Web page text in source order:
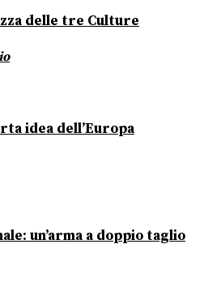
delle tre Culture
idea dell’Europa
un’arma a doppio taglio